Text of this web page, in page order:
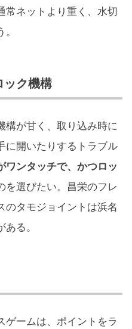
常ネットより重く、水切
ク機構
構が甘く、取り込み時に
に開いたりするトラブル
ワンタッチで、かつロッ
を選びたい。昌栄のフレ
のタモジョイントは浜名
る。
ゲームは、ポイントをラ